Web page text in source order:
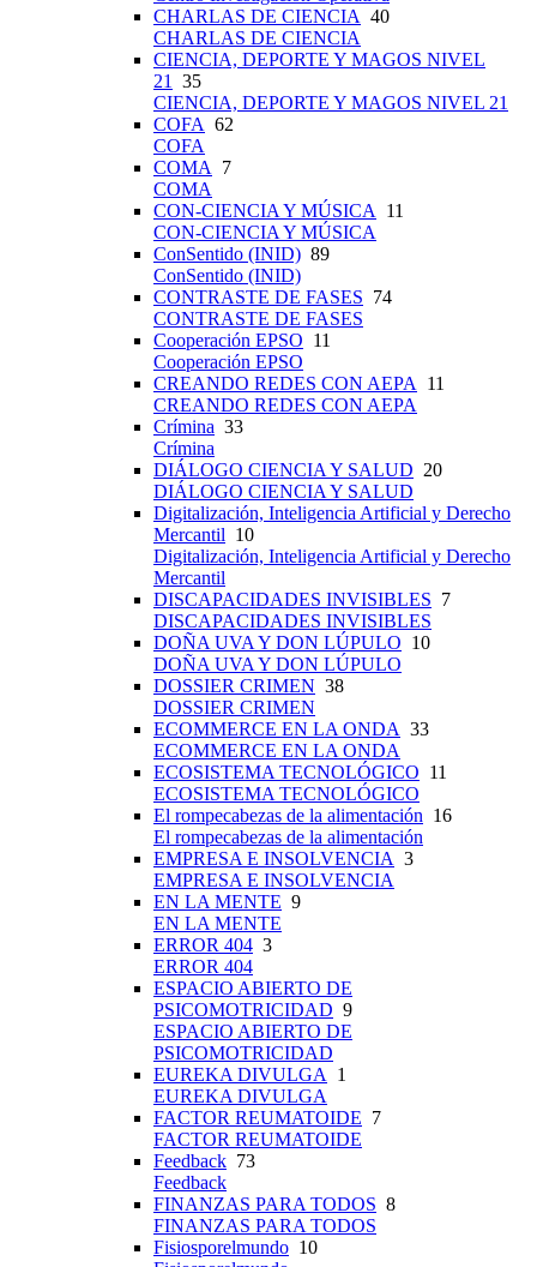
CHARLAS DE CIENCIA 40
CHARLAS DE CIENCIA
CIENCIA, DEPORTE Y MAGOS NIVEL
21 35
CIENCIA, DEPORTE Y MAGOS NIVEL 21
COFA 62
COFA
COMA 7
COMA
CON-CIENCIA Y MÚSICA 11
CON-CIENCIA Y MÚSICA
ConSentido (INID) 89
ConSentido (INID)
CONTRASTE DE FASES 74
CONTRASTE DE FASES
Cooperación EPSO 11
Cooperación EPSO
CREANDO REDES CON AEPA 11
CREANDO REDES CON AEPA
Crímina 33
Crímina
DIÁLOGO CIENCIA Y SALUD 20
DIÁLOGO CIENCIA Y SALUD
Digitalización, Inteligencia Artificial y Derecho
Mercantil 10
Digitalización, Inteligencia Artificial y Derecho
Mercantil
DISCAPACIDADES INVISIBLES 7
DISCAPACIDADES INVISIBLES
DOÑA UVA Y DON LÚPULO 10
DOÑA UVA Y DON LÚPULO
DOSSIER CRIMEN 38
DOSSIER CRIMEN
ECOMMERCE EN LA ONDA 33
ECOMMERCE EN LA ONDA
ECOSISTEMA TECNOLÓGICO 11
ECOSISTEMA TECNOLÓGICO
El rompecabezas de la alimentación 16
El rompecabezas de la alimentación
EMPRESA E INSOLVENCIA 3
EMPRESA E INSOLVENCIA
EN LA MENTE 9
EN LA MENTE
ERROR 404 3
ERROR 404
ESPACIO ABIERTO DE
PSICOMOTRICIDAD 9
ESPACIO ABIERTO DE
PSICOMOTRICIDAD
EUREKA DIVULGA 1
EUREKA DIVULGA
FACTOR REUMATOIDE 7
FACTOR REUMATOIDE
Feedback 73
Feedback
FINANZAS PARA TODOS 8
FINANZAS PARA TODOS
Fisiosporelmundo 10